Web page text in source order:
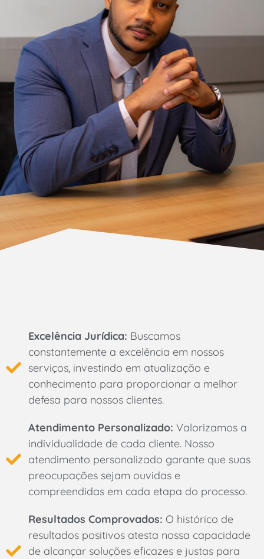
Excelência Jurídica: Buscamos
constantemente a excelência em nossos
serviços, investindo em atualização e
conhecimento para proporcionar a melhor
defesa para nossos clientes.
Atendimento Personalizado: Valorizamos a
individualidade de cada cliente. Nosso
atendimento personalizado garante que suas
preocupações sejam ouvidas e
compreendidas em cada etapa do processo.
Resultados Comprovados: O histórico de
resultados positivos atesta nossa capacidade
de alcançar soluções eficazes e justas para